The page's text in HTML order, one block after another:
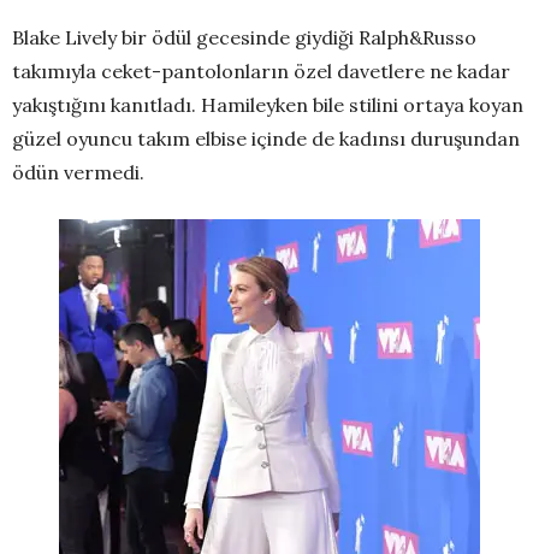
Blake Lively bir ödül gecesinde giydiği Ralph&Russo
takımıyla ceket-pantolonların özel davetlere ne kadar
yakıştığını kanıtladı. Hamileyken bile stilini ortaya koyan
güzel oyuncu takım elbise içinde de kadınsı duruşundan
ödün vermedi.